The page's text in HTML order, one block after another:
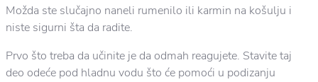
Možda ste slučajno naneli rumenilo ili karmin na košulju i
niste sigurni šta da radite.
Prvo što treba da učinite je da odmah reagujete. Stavite taj
deo odeće pod hladnu vodu što će pomoći u podizanju